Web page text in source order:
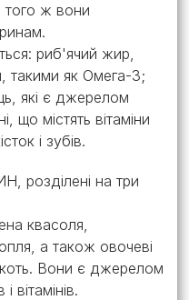
того ж вони
риб'ячий жир,
такими як Омега-3;
які є джерелом
що містять вітаміни
і зубів.
розділені на три
квасоля,
а також овочеві
Вони є джерелом
вітамінів.